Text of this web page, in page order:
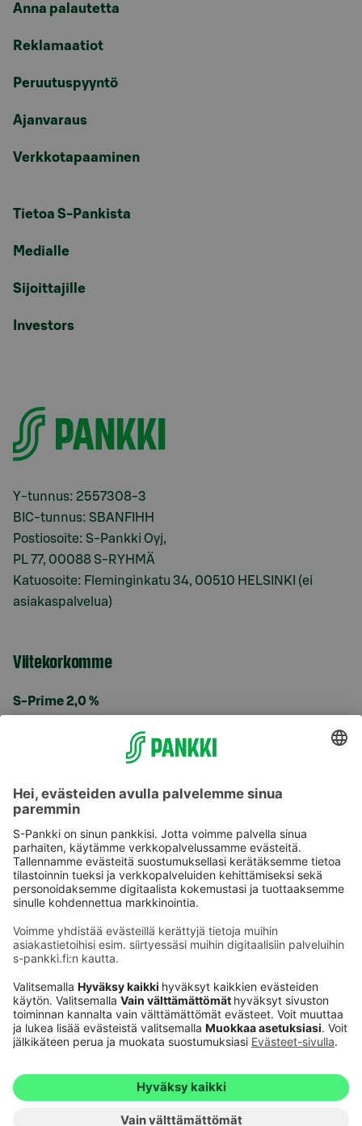
Anna palautetta
Reklamaatiot
Peruutuspyyntö
Ajanvaraus
Verkkotapaaminen
Tietoa S-Pankista
Medialle
Sijoittajille
Investors
Y-tunnus: 2557308-3
BIC-tunnus: SBANFIHH
Postiosoite: S-Pankki Oyj,
PL 77, 00088 S-RYHMÄ
Katuosoite: Fleminginkatu 34, 00510 HELSINKI (ei
asiakaspalvelua)
Viitekorkomme
S-Prime 2,0 %
Käyttöehdot
Saavutettavuusseloste
Evästeet
Verkkopalvelujen käytön edellytykset